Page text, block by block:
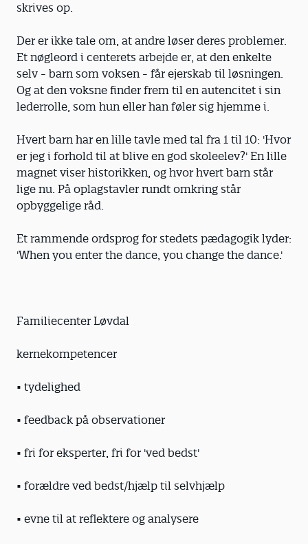
skrives op.
Der er ikke tale om, at andre løser deres problemer.
Et nøgleord i centerets arbejde er, at den enkelte
selv - barn som voksen - får ejerskab til løsningen.
Og at den voksne finder frem til en autencitet i sin
lederrolle, som hun eller han føler sig hjemme i.
Hvert barn har en lille tavle med tal fra 1 til 10: 'Hvor
er jeg i forhold til at blive en god skoleelev?' En lille
magnet viser historikken, og hvor hvert barn står
lige nu. På oplagstavler rundt omkring står
opbyggelige råd.
Et rammende ordsprog for stedets pædagogik lyder:
'When you enter the dance, you change the dance.'
Familiecenter Løvdal
kernekompetencer
• tydelighed
• feedback på observationer
• fri for eksperter, fri for 'ved bedst'
• forældre ved bedst/hjælp til selvhjælp
• evne til at reflektere og analysere